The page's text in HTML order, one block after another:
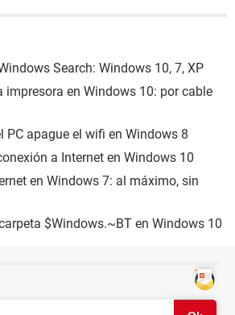
Search: Windows 10, 7, XP
impresora en Windows 10: por cable
PC apague el wifi en Windows 8
a Internet en Windows 10
en Windows 7: al máximo, sin
$Windows.~BT en Windows 10